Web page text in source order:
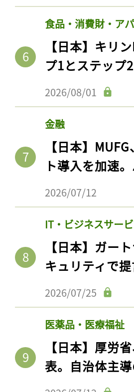
食品・消費財・ア
【日本】キリ
プ1とステップ
2026/08/01
金融
【日本】
ト導入を加速
2026/07/12
IT・ビジネスサー
【日本】ガー
キュリティで
2026/07/25
医薬品・医療福祉
【日本】厚労
表。自治体主